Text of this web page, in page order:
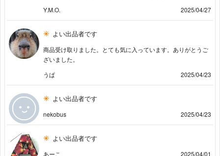
Y.M.O.
2025/04/27
よい出品者です
商品受け取りました。とても気に入っています。ありがとうご
ざいました。
うぱ
2025/04/23
よい出品者です
nekobus 2025/04/23
よい出品者です
あーこ 2025/04/01